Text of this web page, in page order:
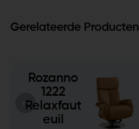
Gerelateerde Producten
Rozanno
1222
Relaxfaut
euil